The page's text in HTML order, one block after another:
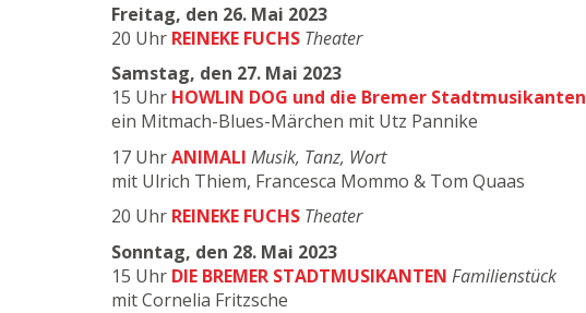
Freitag, den 26. Mai 2023
20 Uhr REINEKE FUCHS Theater
Samstag, den 27. Mai 2023
15 Uhr HOWLIN DOG und die Bremer Stadtmusikanten
ein Mitmach-Blues-Märchen mit Utz Pannike
17 UhrANIMALI Musik, Tanz, Wort
mit Ulrich Thiem, Francesca Mommo & Tom Quaas
20 Uhr REINEKE FUCHS Theater
Sonntag, den 28. Mai 2023
15 Uhr DIE BREMER STADTMUSIKANTEN Familienstück
mit Cornelia Fritzsche